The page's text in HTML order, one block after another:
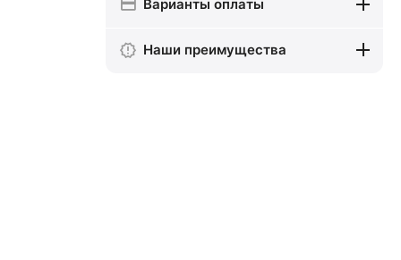
Варианты оплаты
Наши преимущества